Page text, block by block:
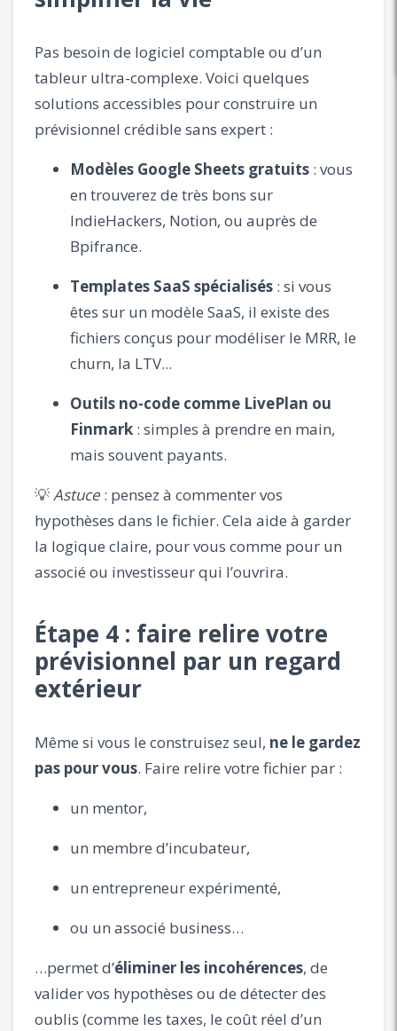
Pas besoin de logiciel comptable ou d’un
tableur ultra-complexe. Voici quelques
solutions accessibles pour construire un
prévisionnel crédible sans expert :
Modèles Google Sheets gratuits : vous
en trouverez de très bons sur
IndieHackers, Notion, ou auprès de
Bpifrance.
Templates SaaS spécialisés : si vous
êtes sur un modèle SaaS, il existe des
fichiers conçus pour modéliser le MRR, le
churn, la LTV...
Outils no-code comme LivePlan ou
Finmark : simples à prendre en main,
mais souvent payants.
💡Astuce : pensez à commenter vos
hypothèses dans le fichier. Cela aide à garder
la logique claire, pour vous comme pour un
associé ou investisseur qui l’ouvrira.
Étape 4 : faire relire votre
prévisionnel par un regard
extérieur
Même si vous le construisez seul, ne le gardez
pas pour vous. Faire relire votre fichier par :
un mentor,
un membre d’incubateur,
un entrepreneur expérimenté,
ou un associé business…
…permet d’éliminer les incohérences, de
valider vos hypothèses ou de détecter des
oublis (comme les taxes, le coût réel d’un